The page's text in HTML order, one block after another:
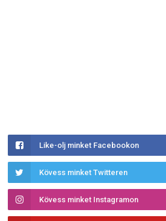
Like-olj minket Facebookon
Kövess minket Twitteren
Kövess minket Instagramon